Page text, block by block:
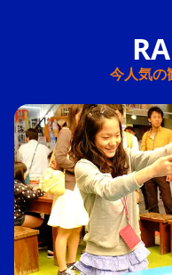
今人気の